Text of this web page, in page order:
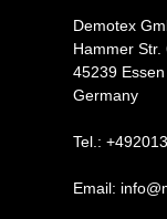
Demotex
Hammer Str.
45239 Essen
Germany
Tel.:
Email: